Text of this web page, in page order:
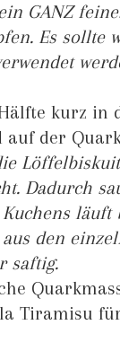
GANZ
Es
kurz in
der
Dadurch
den
saftig.
Tiramisu